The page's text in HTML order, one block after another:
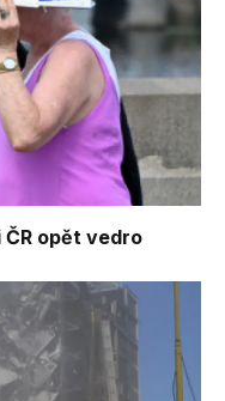
opět vedro